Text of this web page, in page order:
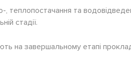
, теплопостачання та
стадії.
на завершальному етапі